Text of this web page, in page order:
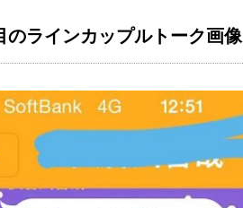
のラインカップルトーク画像